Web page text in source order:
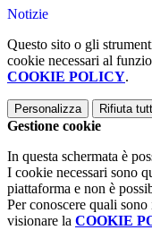
Notizie
Questo sito o gli
cookie necessari al
COOKIE POLICY.
Personalizza Rifiuta
Gestione cookie
In questa schermata è
I cookie necessari sono
piattaforma e non è
Per conoscere quali
visionare la COOKIE